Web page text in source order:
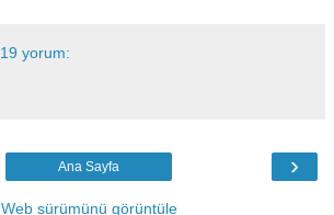
19 yorum:
›
Ana Sayfa
Web sürümünü görüntüle